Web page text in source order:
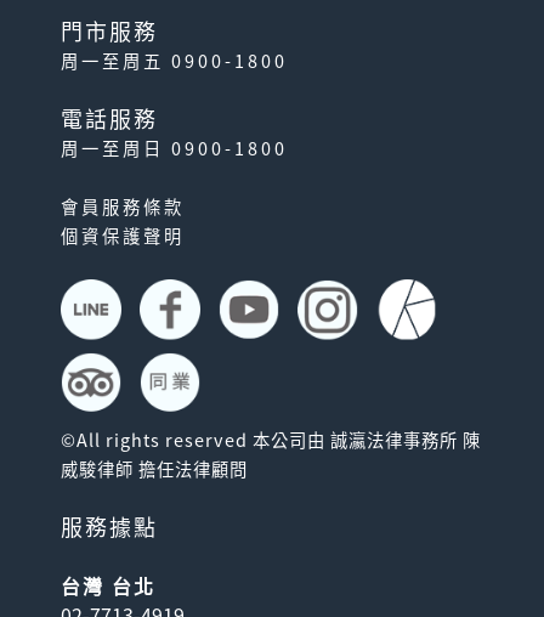
門市服務
周一至周五 0900-1800
電話服務
周一至周日 0900-1800
會員服務條款
個資保護聲明
©All rights reserved 本公司由 誠瀛法律事務所 陳
威駿律師 擔任法律顧問
服務據點
台灣 台北